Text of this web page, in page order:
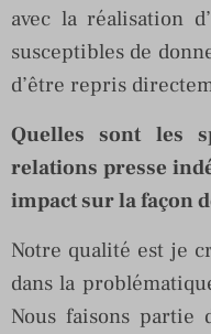
avec la réalisation
susceptibles de
d’être repris
Quelles sont les
relations presse
impact sur la façon
Notre qualité est je
dans la
Nous faisons partie